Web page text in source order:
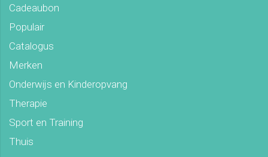
Cadeaubon
Populair
Catalogus
Merken
Onderwijs en Kinderopvang
Therapie
Sport en Training
Thuis